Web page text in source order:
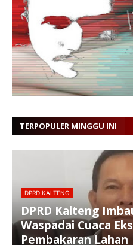
TERPOPULER MINGGU INI
DPRD KALTENG
DPRD Kalteng
Waspadai Cuaca
Pembakaran Lahan